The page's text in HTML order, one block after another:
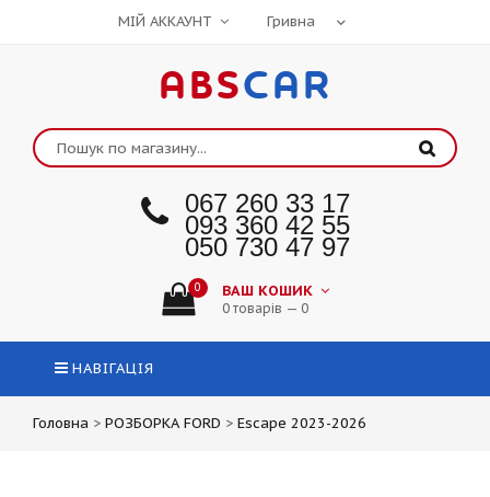
МІЙ АККАУНТ
ABSCAR
067 260 33 17
093 360 42 55
050 730 47 97
0 ВАШ КОШИК
0 товарів — 0
НАВІГАЦІЯ
Головна > РОЗБОРКА FORD > Escape 2023-2026